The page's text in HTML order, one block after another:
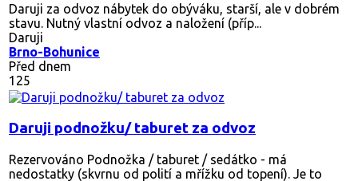
Daruji za odvoz nábytek do obýváku, starší, ale v dobrém
stavu. Nutný vlastní odvoz a naložení (příp...
Daruji
Brno-Bohunice
Před dnem
125
Daruji podnožku/ taburet za odvoz
Rezervováno Podnožka / taburet / sedátko - má
nedostatky (skvrnu od polití a mřížku od topení). Je to